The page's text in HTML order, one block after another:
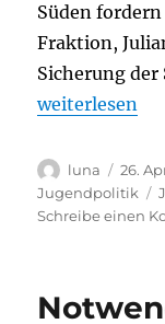
Süden
Fraktion,
Sicherung
weiterlesen
Autor
luna
am
26.
Jugendpolitik
Schreibe einen